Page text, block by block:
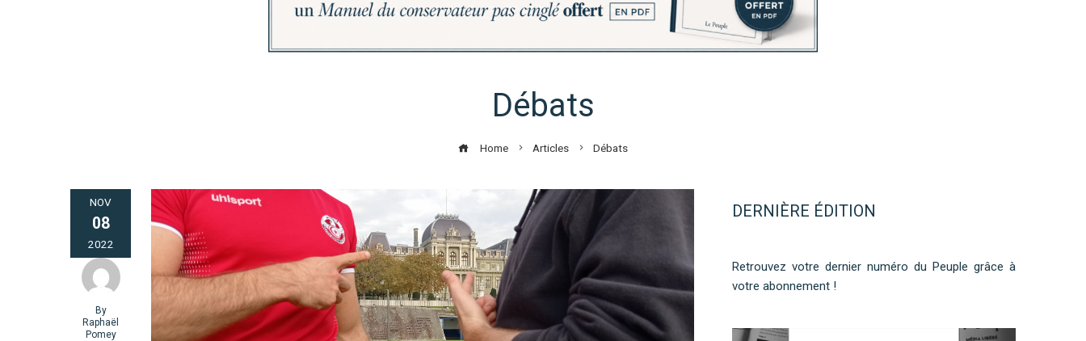
Débats
Home Articles Débats
NOV
08
2022
By
Raphaël
Pomey
DERNIÈRE ÉDITION
Retrouvez votre dernier numéro du Peuple grâce à
votre abonnement !